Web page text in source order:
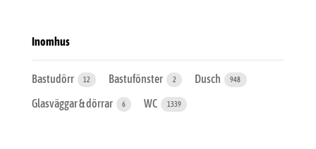
Inomhus
Bastudörr 12 Bastufönster 2 Dusch 948
Glasväggar & dörrar 6 WC 1339